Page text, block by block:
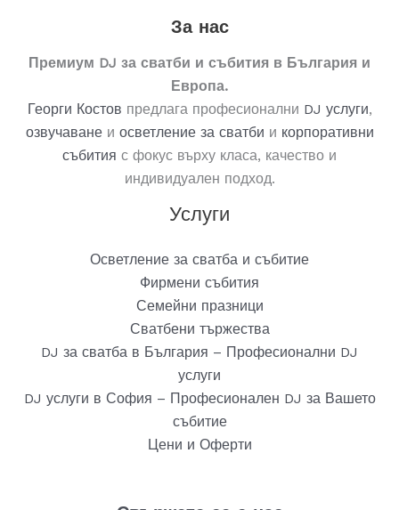
За нас
Премиум DJ за сватби и събития в България и
Европа.
Георги Костов предлага професионални DJ услуги,
озвучаванеи осветление засватби и корпоративни
събития с фокус върху класа, качество и
индивидуален подход.
Услуги
Осветление за сватба и събитие
Фирмени събития
Семейни празници
Сватбени тържества
DJ за сватба в България – Професионални DJ
услуги
DJ услуги в София – Професионален DJ за Вашето
събитие
Цени и Оферти